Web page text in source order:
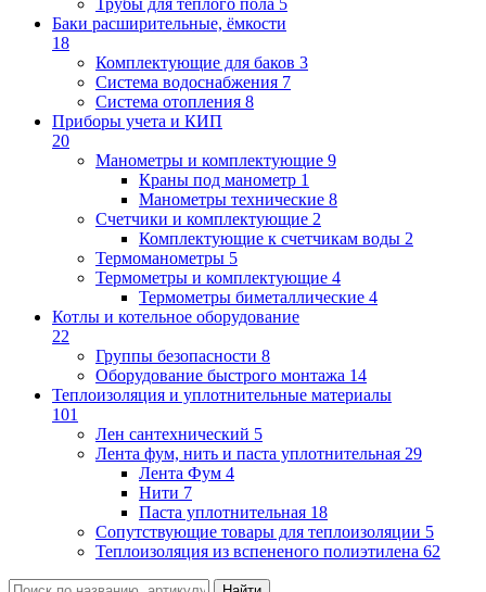
Баки расширительные, ёмкости
18
Комплектующие для баков 3
Система водоснабжения 7
Система отопления 8
Приборы учета и КИП
20
Манометры и комплектующие 9
Краны под манометр 1
Манометры технические 8
Счетчики и комплектующие 2
Комплектующие к счетчикам воды 2
Термоманометры 5
Термометры и комплектующие 4
Термометры биметаллические 4
Котлы и котельное оборудование
22
Группы безопасности 8
Оборудование быстрого монтажа 14
Теплоизоляция и уплотнительные материалы
101
Лен сантехнический 5
Лента фум, нить и паста уплотнительная 29
Лента Фум 4
Нити 7
Паста уплотнительная 18
Сопутствующие товары для теплоизоляции 5
Теплоизоляция из вспененого полиэтилена 62